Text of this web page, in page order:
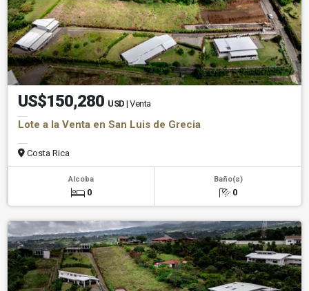
US$150,280 USD | Venta
Lote a la Venta en San Luis de Grecia
Costa Rica
Alcoba
0
Baño(s)
0